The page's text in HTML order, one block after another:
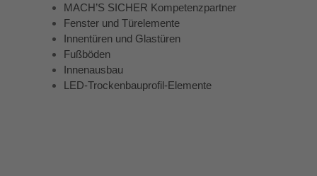
MACH’S SICHER Kompetenzpartner
Fenster und Türelemente
Innentüren und Glastüren
Fußböden
Innenausbau
LED-Trockenbauprofil-Elemente